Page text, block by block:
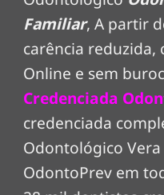
Familiar, A partir
carência reduzida,
Online e sem
Credenciada
credenciada
Odontológico
OdontoPrev em